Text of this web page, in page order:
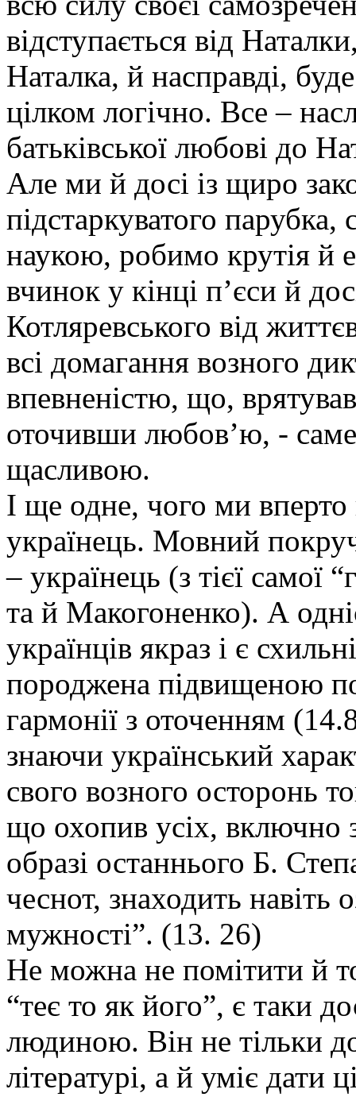
відступається від
Наталка, й насправді,
цілком логічно. Все –
батьківської любові до
Але ми й досі із щиро
підстаркуватого
наукою, робимо крутія й
вчинок у кінці п’єси й
Котляревського від
всі домагання возного
впевненістю, що,
оточивши любов’ю, - саме
щасливою.
І ще одне, чого ми
українець. Мовний
– українець (з тієї самої
та й Макогоненко). А
українців якраз і є
породжена підвищеною
гармонії з оточенням
знаючи український
свого возного осторонь
що охопив усіх, включно
образі останнього Б.
чеснот, знаходить навіть
мужності”. (13. 26)
Не можна не помітити й
“теє то як його”, є таки
людиною. Він не тільки
літературі, а й уміє дати